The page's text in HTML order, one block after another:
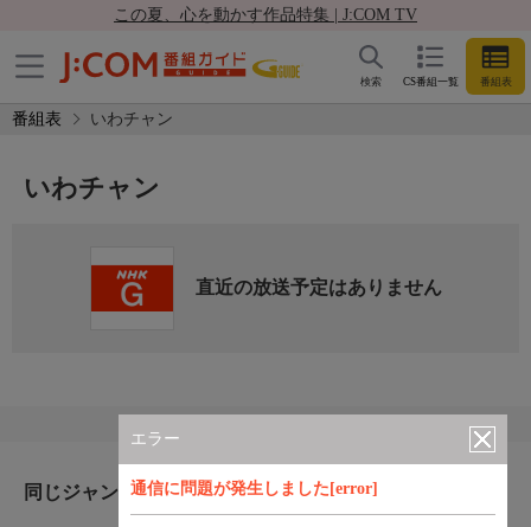
この夏、心を動かす作品特集 | J:COM TV
CS番組一覧 番組表
検索
番組表 いわチャン
エラー
通信に問題が発生しました[error]
いわチャン
直近の放送予定はありません
同じジャンルのおすすめ番組